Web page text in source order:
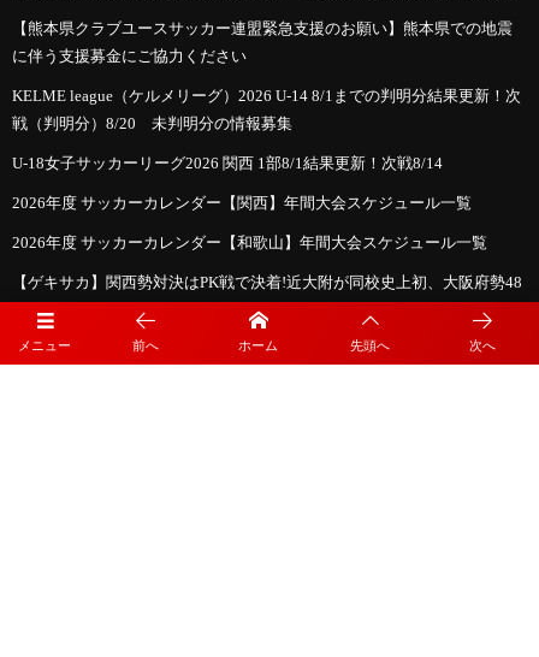
メニュー 前へ ホーム 先頭へ 次へ
【熊本県クラブユースサッカー連盟緊急支援のお願い】熊本県での地震
に伴う支援募金にご協力ください
KELME league（ケルメリーグ）2026 U-14 8/1までの判明分結果更新！次
戦（判明分）8/20 未判明分の情報募集
U-18女子サッカーリーグ2026 関西 1部8/1結果更新！次戦8/14
2026年度 サッカーカレンダー【関西】年間大会スケジュール一覧
2026年度 サッカーカレンダー【和歌山】年間大会スケジュール一覧
【ゲキサカ】関西勢対決はPK戦で決着!近大附が同校史上初、大阪府勢48
年ぶりのインハイ決勝進出!
2026年度 第77回和歌山県中学校総合体育大会・サッカー競技 優勝は近畿